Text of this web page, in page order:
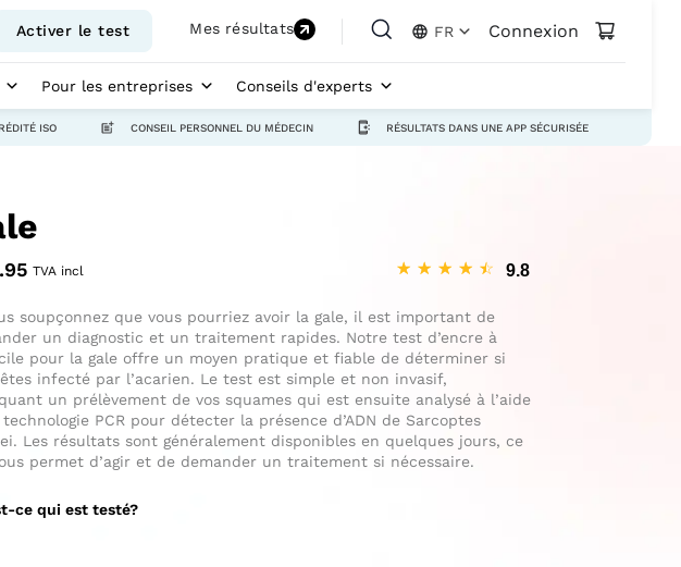
Activer le test Mes résultats FR Connexion
Pour les entreprises Conseils d'experts
ISO CONSEIL PERSONNEL DU MÉDECIN RÉSULTATS DANS UNE APP SÉCURISÉE
TVA incl ☆ ☆ ☆ ☆ ☆
soupçonnez que vous pourriez avoir la gale, il est important de
un diagnostic et un traitement rapides. Notre test d’encre à
pour la gale offre un moyen pratique et fiable de déterminer si
infecté par l’acarien. Le test est simple et non invasif,
un prélèvement de vos squames qui est ensuite analysé à l’aide
PCR pour détecter la présence d’ADN de Sarcoptes
Les résultats sont généralement disponibles en quelques jours, ce
permet d’agir et de demander un traitement si nécessaire.
ce qui est testé?